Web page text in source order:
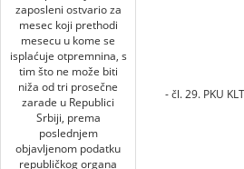
zaposleni ostvario za
mesec koji prethodi
mesecu u kome se
isplaćuje otpremnina, s
tim što ne može biti
niža od tri prosečne
zarade u Republici
Srbiji, prema
poslednjem
objavljenom podatku
republičkog organa
- čl. 29. PKU KLT